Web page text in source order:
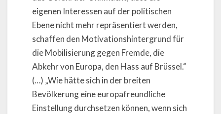
eigenen Interessen auf der politischen
Ebene nicht mehr repräsentiert werden,
schaffen den Motivationshintergrund für
die Mobilisierung gegen Fremde, die
Abkehr von Europa, den Hass auf Brüssel.“
(…) „Wie hätte sich in der breiten
Bevölkerung eine europafreundliche
Einstellung durchsetzen können, wenn sich